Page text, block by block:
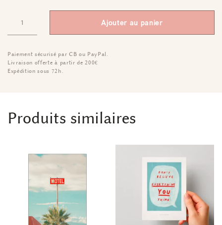
Ajouter au panier
Paiement sécurisé par CB ou PayPal.
Livraison offerte à partir de 200€
Expédition sous 72h.
Produits similaires